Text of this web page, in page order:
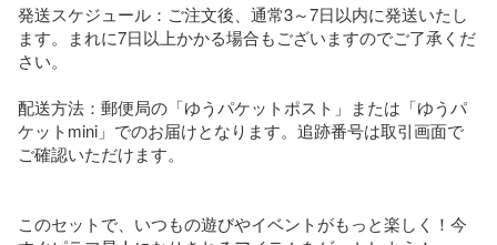
発送スケジュール：ご注文後、通常3～7日以内に発送いたし
ます。まれに7日以上かかる場合もございますのでご了承くだ
さい。
配送方法：郵便局の「ゆうパケットポスト」または「ゆうパ
ケットmini」でのお届けとなります。追跡番号は取引画面で
ご確認いただけます。
このセットで、いつもの遊びやイベントがもっと楽しく！今